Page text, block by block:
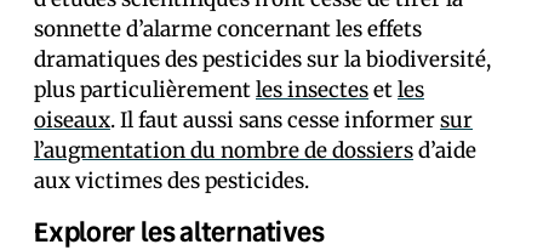
sonnette d’alarme concernant les effets
dramatiques des pesticides sur la biodiversité,
plus particulièrementles insectesetles
oiseaux. Il faut aussi sans cesse informersur
l’augmentation du nombre de dossiersd’aide
aux victimes des pesticides.
Explorer les alternatives